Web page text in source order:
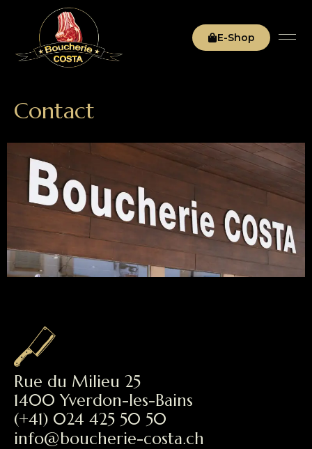
E-Shop
Contact
Rue du Milieu 25
1400 Yverdon-les-Bains
(+41) 024 425 50 50
info@boucherie-costa.ch